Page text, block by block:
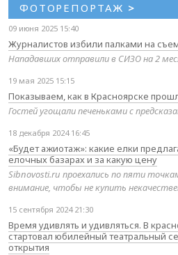
ФОТОРЕПОРТАЖ >
09 июня 2025 15:40
Журналистов избили палками на
Нападавших отправили в СИЗО на 2
19 мая 2025 15:15
Показываем, как в Красноярске
Гостей угощали печеньками с
18 декабря 2024 16:45
«Будет ажиотаж»: какие елки
елочных базарах и за какую цену
Sibnovosti.ru проехались по пяти
внимание, чтобы не купить
15 сентября 2024 21:30
Время удивлять и удивляться. В
стартовал юбилейный театральный
открытия